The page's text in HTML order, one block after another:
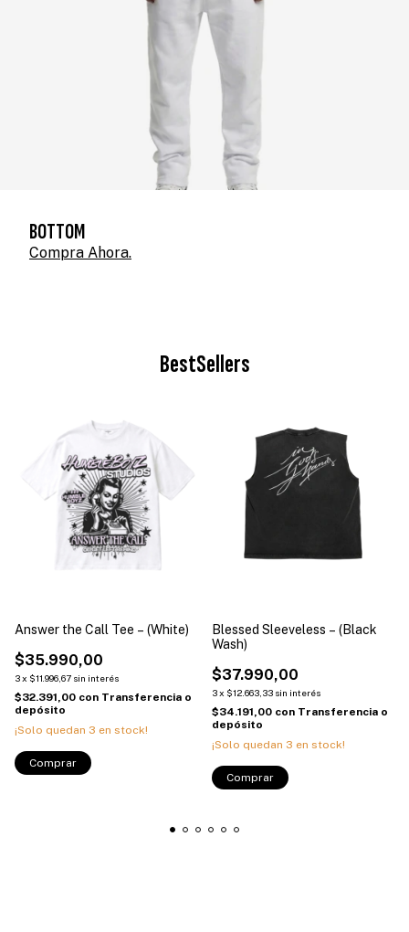
BOTTOM
Compra Ahora.
BestSellers
Answer the Call Tee – (White)
$35.990,00
3x $11.996,67 sin interés
$32.391,00 con Transferencia o
depósito
¡Solo quedan 3 en stock!
Comprar
Blessed Sleeveless – (Black
Wash)
$37.990,00
3x $12.663,33 sin interés
$34.191,00 con Transferencia o
depósito
¡Solo quedan 3 en stock!
Comprar